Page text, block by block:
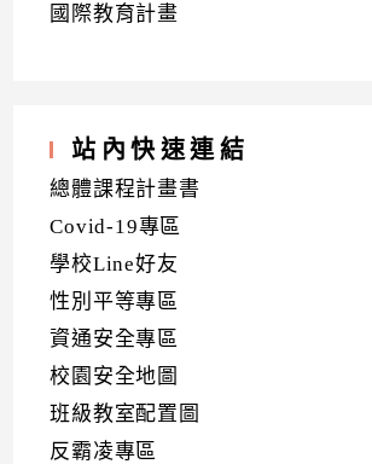
國際教育計畫
站內快速連結
總體課程計畫書
Covid-19專區
學校Line好友
性別平等專區
資通安全專區
校園安全地圖
班級教室配置圖
反霸凌專區